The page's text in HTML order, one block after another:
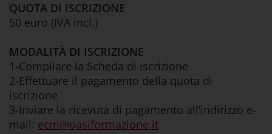
QUOTA DI ISCRIZIONE
50 euro (IVA incl.)
MODALITÀ DI ISCRIZIONE
1-Compilare la Scheda di iscrizione
2-Effettuare il pagamento della quota di
iscrizione
3-Inviare la ricevuta di pagamento all’indirizzo e-
mail: ecm@oasiformazione.it